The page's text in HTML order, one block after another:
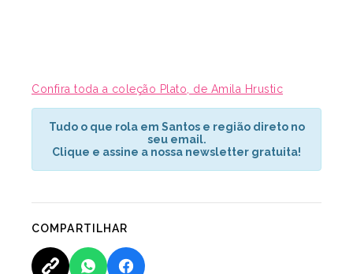
Confira toda a coleção Plato, de Amila Hrustic
Tudo o que rola em Santos e região direto no
seu email.
Clique e assine a nossa newsletter gratuita!
COMPARTILHAR